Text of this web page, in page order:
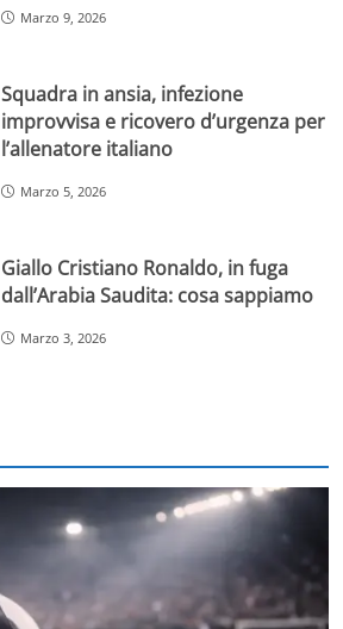
Marzo 9, 2026
Squadra in ansia, infezione
improvvisa e ricovero d’urgenza per
l’allenatore italiano
Marzo 5, 2026
Giallo Cristiano Ronaldo, in fuga
dall’Arabia Saudita: cosa sappiamo
Marzo 3, 2026